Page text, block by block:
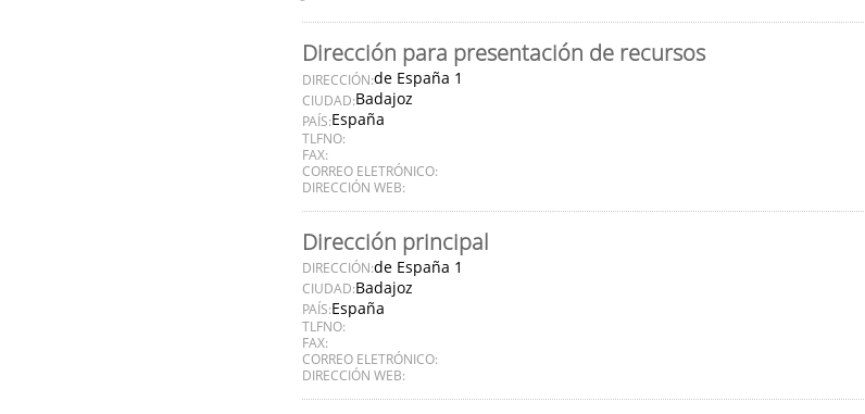
Dirección para presentación de recursos
DIRECCIÓN:de España 1
CIUDAD:Badajoz
PAÍS:España
TLFNO:
FAX:
CORREO ELETRÓNICO:
DIRECCIÓN WEB:
Dirección principal
DIRECCIÓN:de España 1
CIUDAD:Badajoz
PAÍS:España
TLFNO:
FAX:
CORREO ELETRÓNICO:
DIRECCIÓN WEB: